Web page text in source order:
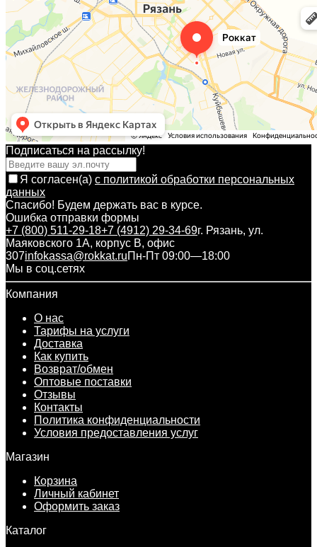
Подписаться на рассылкy!
Я согласен(a) с политикой обработки персональных
данных
Спасибо! Будем держать вас в курсе.
Ошибка отправки формы
+7 (800) 511-29-18+7 (4912) 29-34-69г. Рязань, ул.
Маяковского 1А, корпус B, офис
307infokassa@rokkat.ruПн-Пт 09:00—18:00
Мы в соц.сетях
Компания
О нас
Тарифы на услуги
Доставка
Как купить
Возврат/обмен
Оптовые поставки
Отзывы
Контакты
Политика конфиденциальности
Условия предоставления услуг
Магазин
Корзина
Личный кабинет
Оформить заказ
Каталог